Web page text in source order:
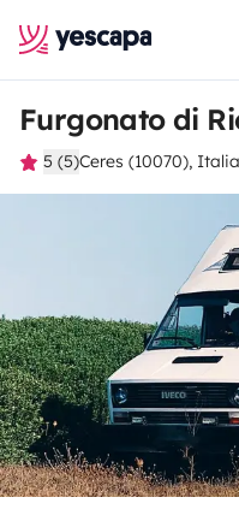
Furgonato di
5 (5)Ceres (10070), Italia